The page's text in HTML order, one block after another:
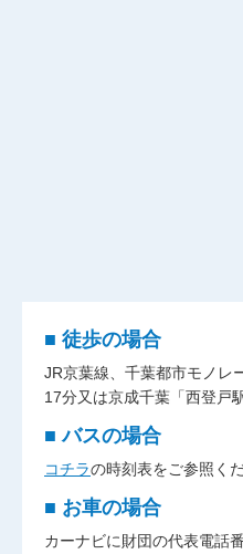
■ 徒歩の場合
JR京葉線、千葉都市モノレ
17分又は京成千葉「西登戸
■ バスの場合
コチラの時刻表をご参照くだ
■ お車の場合
カーナビに財団の代表電話